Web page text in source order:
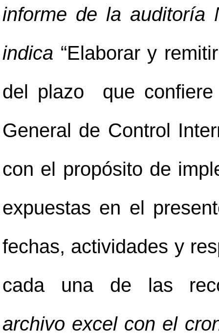
informe de la auditoría
indica “Elaborar y
del plazo que
General de Control
con el propósito de
expuestas en el
fechas, actividades y
cada una de las
archivo excel con el